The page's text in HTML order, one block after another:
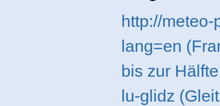
http://
lang=en
bis zur
lu-glidz